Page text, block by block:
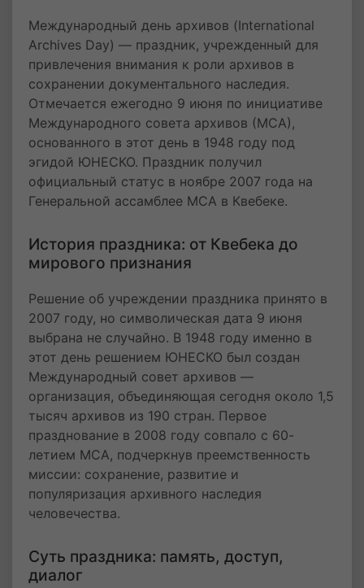
Международный день архивов (International
Archives Day) — праздник, учрежденный для
привлечения внимания к роли архивов в
сохранении документального наследия.
Отмечается ежегодно 9 июня по инициативе
Международного совета архивов (МСА),
основанного в этот день в 1948 году под
эгидой ЮНЕСКО. Праздник получил
официальный статус в ноябре 2007 года на
Генеральной ассамблее МСА в Квебеке.
История праздника: от Квебека до
мирового признания
Решение об учреждении праздника принято в
2007 году, но символическая дата 9 июня
выбрана не случайно. В 1948 году именно в
этот день решением ЮНЕСКО был создан
Международный совет архивов —
организация, объединяющая сегодня около 1,5
тысяч архивов из 190 стран. Первое
празднование в 2008 году совпало с 60-
летием МСА, подчеркнув преемственность
миссии: сохранение, развитие и
популяризация архивного наследия
человечества.
Суть праздника: память, доступ,
диалог